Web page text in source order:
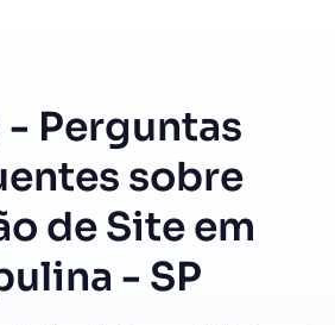
- Perguntas
sobre
de Site em
- SP